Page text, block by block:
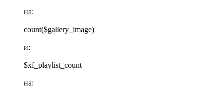
на:
count($gallery_image)
и:
$xf_playlist_count
на: